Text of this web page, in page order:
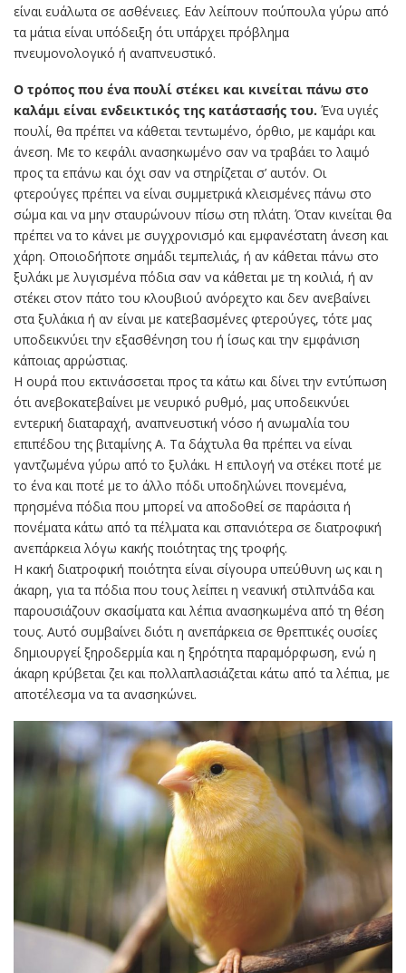
είναι ευάλωτα σε ασθένειες. Εάν λείπουν πούπουλα γύρω από
τα μάτια είναι υπόδειξη ότι υπάρχει πρόβλημα
πνευμονολογικό ή αναπνευστικό.
Ο τρόπος που ένα πουλί στέκει και κινείται πάνω στο
καλάμι είναι ενδεικτικός της κατάστασής του. Ένα υγιές
πουλί, θα πρέπει να κάθεται τεντωμένο, όρθιο, με καμάρι και
άνεση. Με το κεφάλι ανασηκωμένο σαν να τραβάει το λαιμό
προς τα επάνω και όχι σαν να στηρίζεται σ’ αυτόν. Οι
φτερούγες πρέπει να είναι συμμετρικά κλεισμένες πάνω στο
σώμα και να μην σταυρώνουν πίσω στη πλάτη. Όταν κινείται θα
πρέπει να το κάνει με συγχρονισμό και εμφανέστατη άνεση και
χάρη. Οποιοδήποτε σημάδι τεμπελιάς, ή αν κάθεται πάνω στο
ξυλάκι με λυγισμένα πόδια σαν να κάθεται με τη κοιλιά, ή αν
στέκει στον πάτο του κλουβιού ανόρεχτο και δεν ανεβαίνει
στα ξυλάκια ή αν είναι με κατεβασμένες φτερούγες, τότε μας
υποδεικνύει την εξασθένηση του ή ίσως και την εμφάνιση
κάποιας αρρώστιας.
Η ουρά που εκτινάσσεται προς τα κάτω και δίνει την εντύπωση
ότι ανεβοκατεβαίνει με νευρικό ρυθμό, μας υποδεικνύει
εντερική διαταραχή, αναπνευστική νόσο ή ανωμαλία του
επιπέδου της βιταμίνης Α. Τα δάχτυλα θα πρέπει να είναι
γαντζωμένα γύρω από το ξυλάκι. Η επιλογή να στέκει ποτέ με
το ένα και ποτέ με το άλλο πόδι υποδηλώνει πονεμένα,
πρησμένα πόδια που μπορεί να αποδοθεί σε παράσιτα ή
πονέματα κάτω από τα πέλματα και σπανιότερα σε διατροφική
ανεπάρκεια λόγω κακής ποιότητας της τροφής.
Η κακή διατροφική ποιότητα είναι σίγουρα υπεύθυνη ως και η
άκαρη, για τα πόδια που τους λείπει η νεανική στιλπνάδα και
παρουσιάζουν σκασίματα και λέπια ανασηκωμένα από τη θέση
τους. Αυτό συμβαίνει διότι η ανεπάρκεια σε θρεπτικές ουσίες
δημιουργεί ξηροδερμία και η ξηρότητα παραμόρφωση, ενώ η
άκαρη κρύβεται ζει και πολλαπλασιάζεται κάτω από τα λέπια, με
αποτέλεσμα να τα ανασηκώνει.